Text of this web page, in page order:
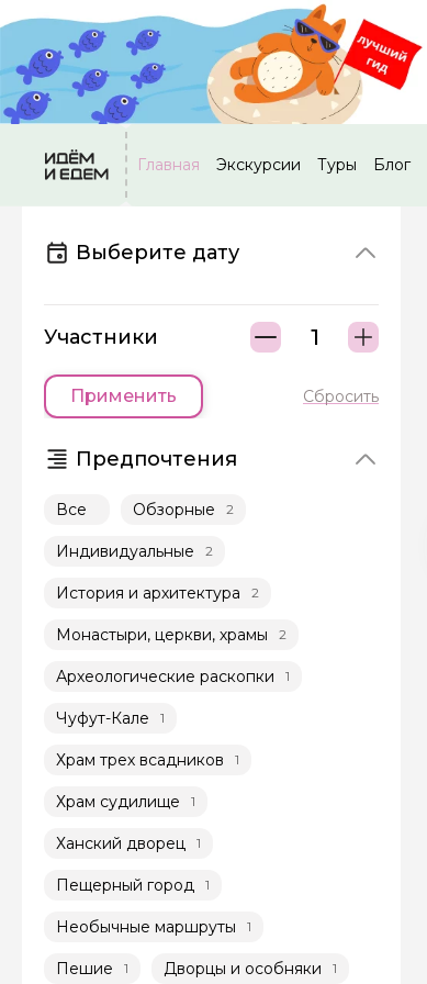
Главная Экскурсии Туры Блог
Выберите дату
Участники
Применить Сбросить
Предпочтения
Все Обзорные 2
Индивидуальные 2
История и архитектура 2
Монастыри, церкви, храмы 2
Археологические раскопки 1
Чуфут-Кале 1
Храм трех всадников 1
Храм судилище 1
Ханский дворец 1
Пещерный город 1
Необычные маршруты 1
Пешие 1 Дворцы и особняки 1